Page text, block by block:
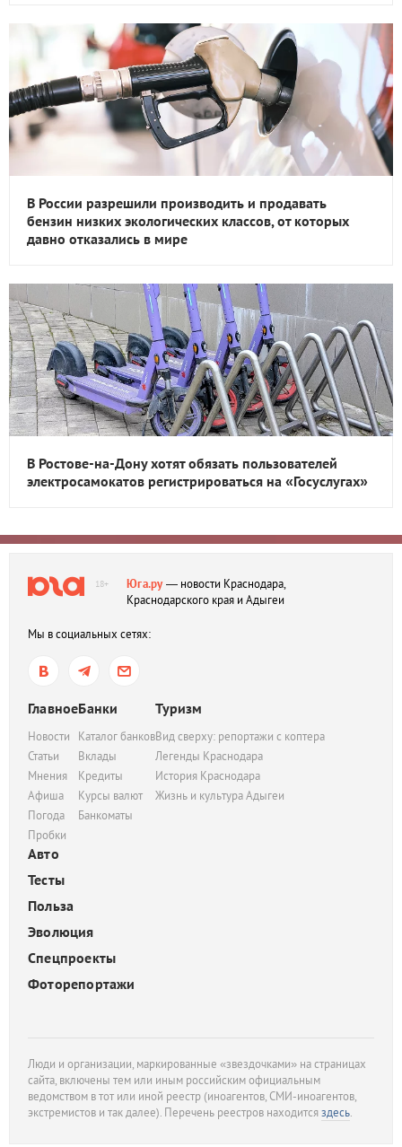
В России разрешили производить и продавать
бензин низких экологических классов, от которых
давно отказались в мире
В Ростове-на-Дону хотят обязать пользователей
электросамокатов регистрироваться на «Госуслугах»
18+ Юга.ру— новости Краснодара,
Краснодарского края и Адыгеи
Мы в социальных сетях:
Главное
Новости
Статьи
Мнения
Афиша
Погода
Пробки
Банки
Каталог банков
Вклады
Кредиты
Курсы валют
Банкоматы
Туризм
Вид сверху: репортажи с коптера
Легенды Краснодара
История Краснодара
Жизнь и культура Адыгеи
Авто
Тесты
Польза
Эволюция
Спецпроекты
Фоторепортажи
Люди и организации, маркированные «звездочками» на страницах
сайта, включены тем или иным российским официальным
ведомством в тот или иной реестр (иноагентов, СМИ-иноагентов,
экстремистов и так далее). Перечень реестров находитсяздесь.